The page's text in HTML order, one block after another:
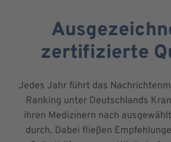
zertifizierte
Jedes Jahr führt das
Ranking unter Deutschlands
ihren Medizinern nach
durch. Dabei fließen